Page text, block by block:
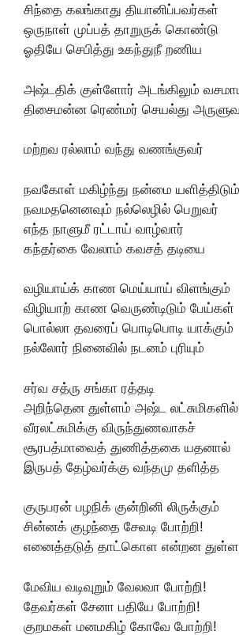
சிந்தை கலங்காது தியானிப்பவர்கள்
ஒருநாள் முப்பத் தாறுருக் கொண்டு
ஓதியே செபித்து உகந்துநீ றணிய
அஷ்டதிக் குள்ளோர் அடங்கிலும்
திசைமன்ன ரெண்மர் செயல்து
மற்றவ ரல்லாம் வந்து வணங்குவர்
நவகோள் மகிழ்ந்து நன்மை யளித்திடும்
நவமதனெனவும் நல்லெழில் பெறுவர்
எந்த நாளுமீ ரட்டாய் வாழ்வார்
கந்தர்கை வேலாம் கவசத் தடியை
வழியாய்க் காண மெய்யாய் விளங்கும்
விழியாற் காண வெருண்டிடும் பேய்கள்
பொல்லா தவரைப் பொடிபொடி யாக்கும்
நல்லோர் நினைவில் நடனம் புரியும்
சர்வ சத்ரு சங்கா ரத்தடி
அறிந்தென துள்ளம் அஷ்ட லட்சுமிகளில்
வீரலட்சுமிக்கு விருந்துணவாகச்
சூரபத்மாவைத் துணித்தகை யதனால்
இருபத் தேழ்வர்க்கு வந்தமு தளித்த
குருபரன் பழநிக் குன்றினி லிருக்கும்
சின்னக் குழந்தை சேவடி போற்றி!
எனைத்தடுத் தாட்கொள என்றன
மேவிய வடிவுறும் வேலவா போற்றி!
தேவர்கள் சேனா பதியே போற்றி!
குறமகள் மனமகிழ் கோவே போற்றி!